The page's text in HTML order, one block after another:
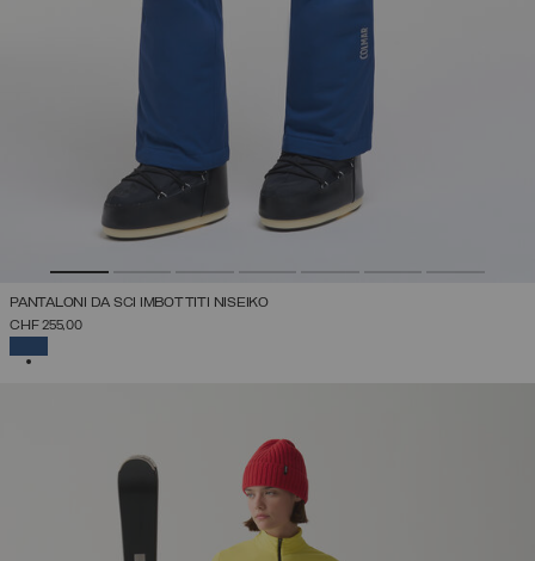
PANTALONI DA SCI IMBOTTITI NISEIKO
CHF 255,00